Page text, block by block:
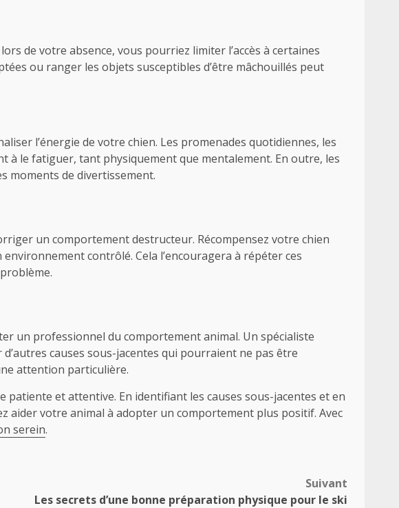
de votre absence, vous pourriez limiter l’accès à certaines
ou ranger les objets susceptibles d’être mâchouillés peut
l’énergie de votre chien. Les promenades quotidiennes, les
à le fatiguer, tant physiquement que mentalement. En outre, les
moments de divertissement.
un comportement destructeur. Récompensez votre chien
contrôlé. Cela l’encouragera à répéter ces
un professionnel du comportement animal. Un spécialiste
causes sous-jacentes qui pourraient ne pas être
attention particulière.
et attentive. En identifiant les causes sous-jacentes et en
votre animal à adopter un comportement plus positif. Avec
serein.
Suivant
Les secrets d’une bonne préparation physique pour le ski